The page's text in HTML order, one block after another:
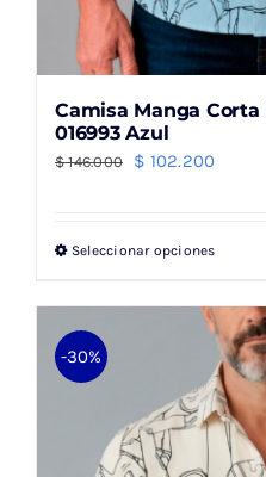
Camisa Manga
016993 Azul
$146.000
El
era:
$ 102.200
es:
Seleccionar opcionesEste
tiene
Las
-30%